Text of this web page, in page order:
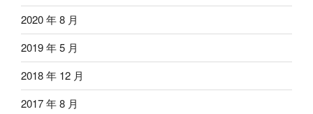
2020 年 8 月
2019 年 5 月
2018 年 12 月
2017 年 8 月